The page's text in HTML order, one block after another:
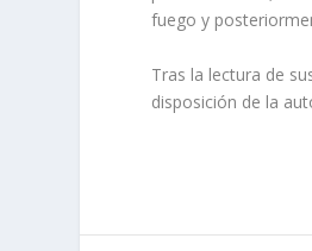
fuego y
Tras la lectura de
disposición de la